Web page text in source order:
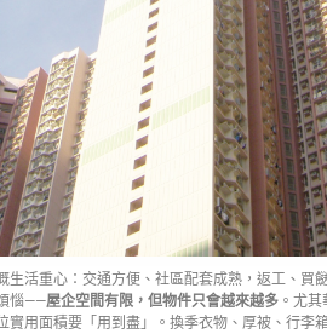
生活重心：交通方便、社區配套成熟，返工、買
惱——屋企空間有限，但物件只會越來越多 。尤
實用面積要「用到盡」。換季衣物、厚被、行李